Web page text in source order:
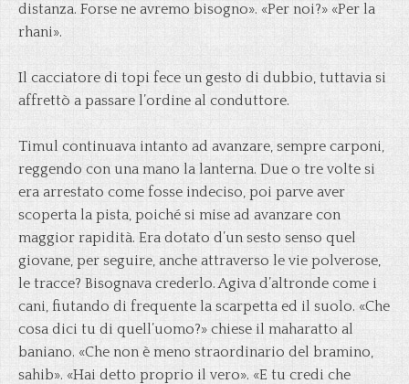
distanza. Forse ne avremo bisogno». «Per noi?» «Per la
rhani».
Il cacciatore di topi fece un gesto di dubbio, tuttavia si
affrettò a passare l’ordine al conduttore.
Timul continuava intanto ad avanzare, sempre carponi,
reggendo con una mano la lanterna. Due o tre volte si
era arrestato come fosse indeciso, poi parve aver
scoperta la pista, poiché si mise ad avanzare con
maggior rapidità. Era dotato d’un sesto senso quel
giovane, per seguire, anche attraverso le vie polverose,
le tracce? Bisognava crederlo. Agiva d’altronde come i
cani, fiutando di frequente la scarpetta ed il suolo. «Che
cosa dici tu di quell’uomo?» chiese il maharatto al
baniano. «Che non è meno straordinario del bramino,
sahib». «Hai detto proprio il vero». «E tu credi che